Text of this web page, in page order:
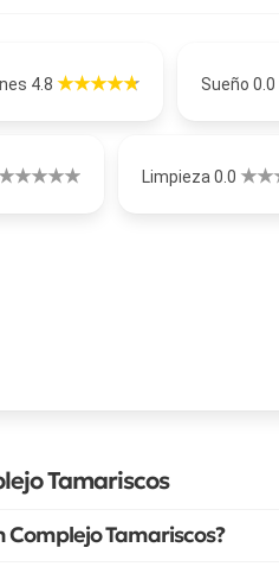
4.8 Sueño 0.0
Limpieza 0.0
Tamariscos
Tamariscos?